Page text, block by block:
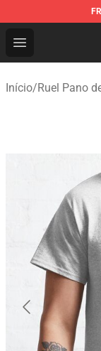
Open menu
Ruel Store -
Início/Ruel Pano